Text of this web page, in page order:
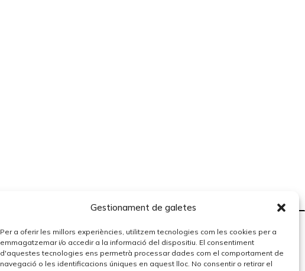
Gestionament de galetes
Per a oferir les millors experiències, utilitzem tecnologies com les cookies per a
emmagatzemar i/o accedir a la informació del dispositiu. El consentiment
d'aquestes tecnologies ens permetrà processar dades com el comportament de
navegació o les identificacions úniques en aquest lloc. No consentir o retirar el